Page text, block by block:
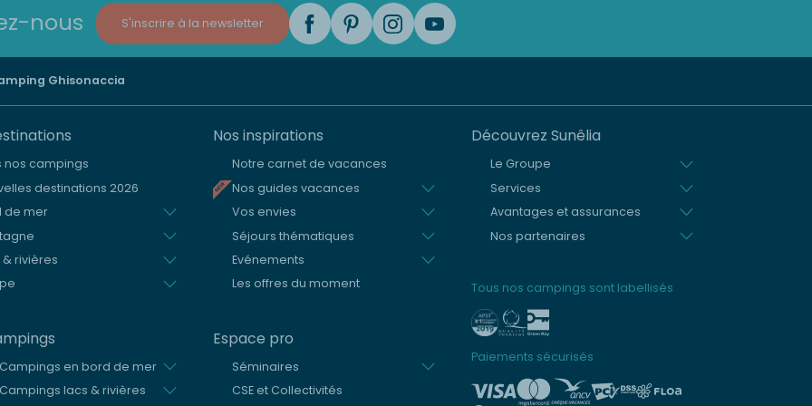
nous S'inscrire à la newsletter
Ghisonaccia
nos campings
destinations 2026
de mer
& rivières
Campings en bord de mer
Campings lacs & rivières
Nos inspirations
Notre carnet de vacances
Nos guides vacances
Vos envies
Séjours thématiques
Evénements
Les offres du moment
Espace pro
Séminaires
CSE et Collectivités
Découvrez Sunêlia
Le Groupe
Services
Avantages et assurances
Nos partenaires
Tous nos campings sont labellisés
Paiements sécurisés